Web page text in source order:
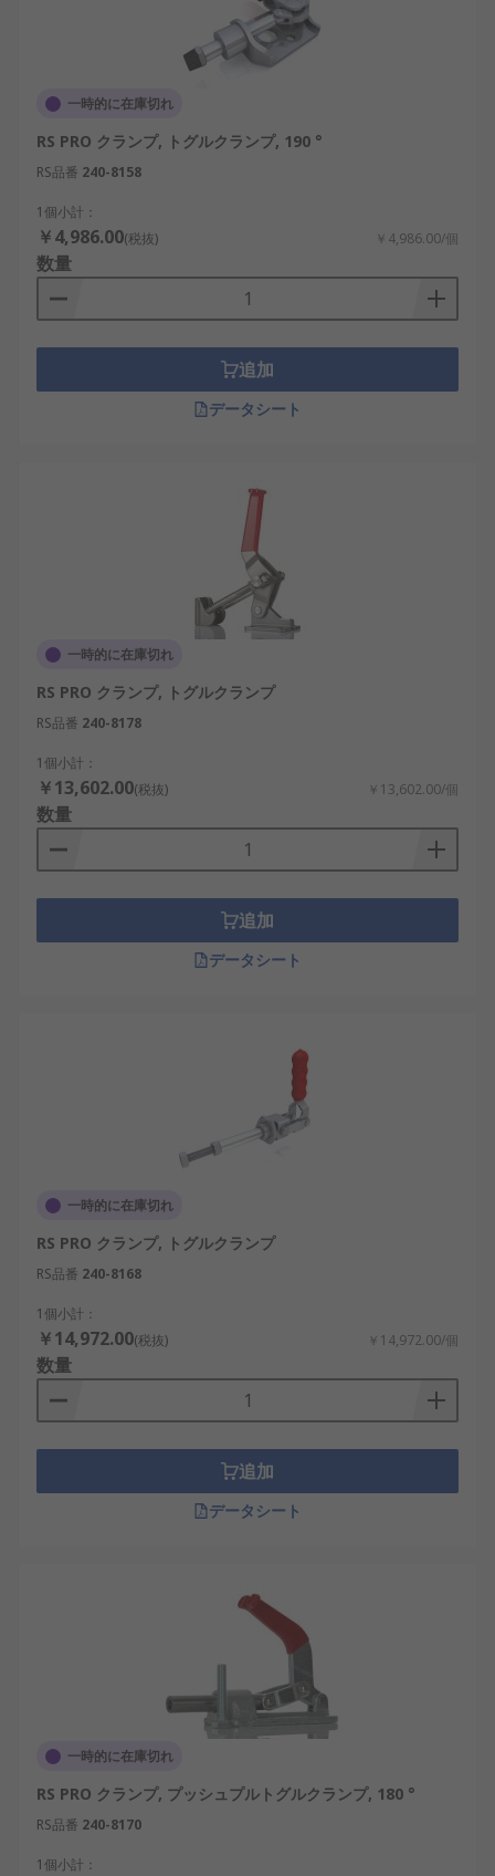
一時的に在庫切れ
RS PRO クランプ, トグルクランプ, 190 °
RS品番 240-8158
1個小計：
￥4,986.00(税抜) ￥4,986.00/個
数量
追加
データシート
一時的に在庫切れ
RS PRO クランプ, トグルクランプ
RS品番 240-8178
1個小計：
￥13,602.00(税抜) ￥13,602.00/個
数量
追加
データシート
一時的に在庫切れ
RS PRO クランプ, トグルクランプ
RS品番 240-8168
1個小計：
￥14,972.00(税抜) ￥14,972.00/個
数量
追加
データシート
一時的に在庫切れ
RS PRO クランプ, プッシュプルトグルクランプ, 180 °
RS品番 240-8170
1個小計：